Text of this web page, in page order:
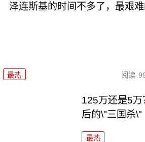
泽连斯基的时间不多了，最艰
最热 阅读
125万还是5
后的\"三国杀\"
最热